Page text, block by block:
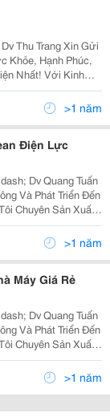
Thu Trang Xin Gửi
Khỏe, Hạnh Phúc,
Với Kinh
May.chúng Tôi
Mức Giá Cạnh>1 năm
Điện Lực
Dv Quang Tuấn
Và Phát Triển Đến
Chuyên Sản Xuất
Lao Động Như: -
Quần Áo Jean Đ
>1 năm
Máy Giá Rẻ
Dv Quang Tuấn
Và Phát Triển Đến
Chuyên Sản Xuất
Lao Động Như: -
Quần Áo Jean Đ
>1 năm